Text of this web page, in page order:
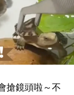
搶鏡頭啦～不